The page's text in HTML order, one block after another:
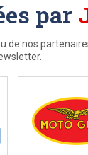
par
de nos